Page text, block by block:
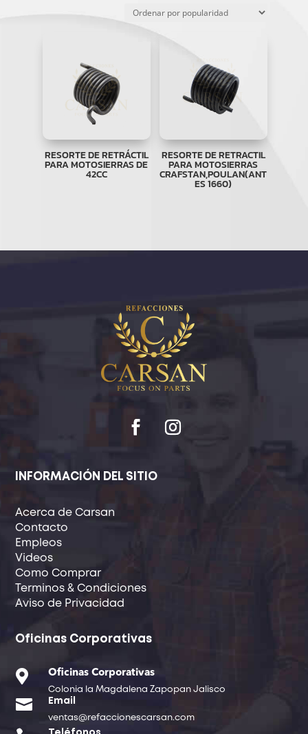
popularidad
RESORTE DE RETRÁCTIL
PARA MOTOSIERRAS DE
42CC
RESORTE DE RETRACTIL
PARA MOTOSIERRAS
CRAFSTAN,POULAN(ANT
ES 1660)
INFORMACIÓN DEL SITIO
Acerca de Carsan
Contacto
Empleos
Videos
Como Comprar
Terminos & Condiciones
Aviso de Privacidad
Oficinas Corporativas
 Oficinas Corporativas
Colonia la Magdalena Zapopan Jalisco
 Email
ventas@refaccionescarsan.com